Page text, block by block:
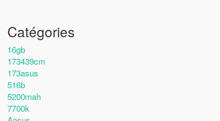
Catégories
16gb
173439cm
173asus
516b
5200mah
7700k